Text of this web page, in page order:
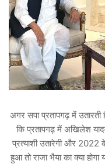
अगर सपा प्रतापगढ़ में उतारती
कि प्रतापगढ़ में अखिलेश
प्रत्याशी उतारेगी और
हुआ तो राजा भैया का क्या